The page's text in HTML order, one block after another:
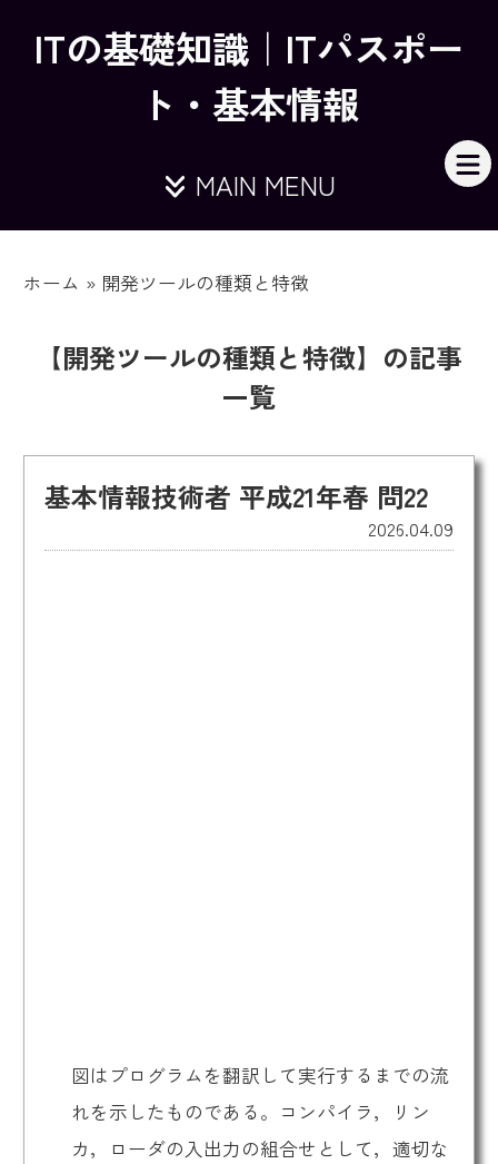
ITの基礎知識｜ITパスポー
ト・基本情報
MAIN MENU
ホーム »開発ツールの種類と特徴
【開発ツールの種類と特徴】の記事
一覧
基本情報技術者 平成21年春 問22
2026.04.09
図はプログラムを翻訳して実行するまでの流
れを示したものである。コンパイラ，リン
カ，ローダの入出力の組合せとして，適切な